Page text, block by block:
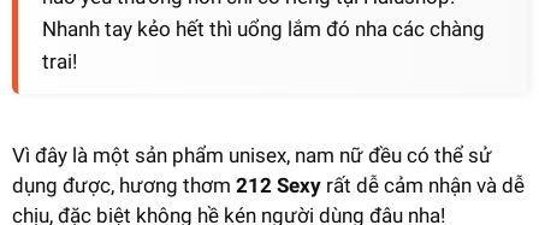
Nhanh tay kẻo hết thì uổng lắm đó nha các chàng
trai!
Vì đây là một sản phẩm unisex, nam nữ đều có thể sử
dụng được, hương thơm 212 Sexy rất dễ cảm nhận và dễ
chịu, đặc biệt không hề kén người dùng đâu nha!